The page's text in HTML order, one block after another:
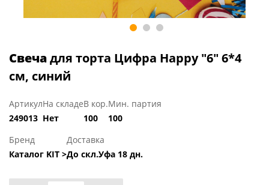
Свечадля торта Цифра Happy "6" 6*4
см, синий
Артикул
249013
На складе
Нет
В кор.
100
Мин. партия
100
Бренд
Каталог KIT >
Доставка
До скл.Уфа 18 дн.